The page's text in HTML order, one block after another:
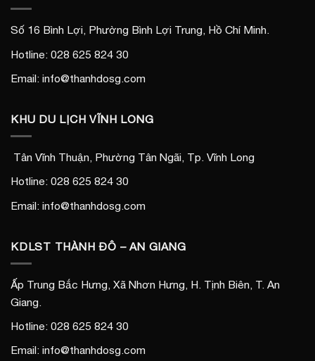
Số 16 Bình Lợi, Phường Bình Lợi Trung, Hồ Chí Minh.
Hotline: 028 625 824 30
Email: info@thanhdosg.com
KHU DU LỊCH VĨNH LONG
Tân Vĩnh Thuận, Phường Tân Ngãi, Tp. Vĩnh Long
Hotline: 028 625 824 30
Email: info@thanhdosg.com
KDLST THÀNH ĐÔ – AN GIANG
Ấp Trung Bắc Hưng, Xã Nhơn Hưng, H. Tịnh Biên, T. An
Giang.
Hotline: 028 625 824 30
Email: info@thanhdosg.com